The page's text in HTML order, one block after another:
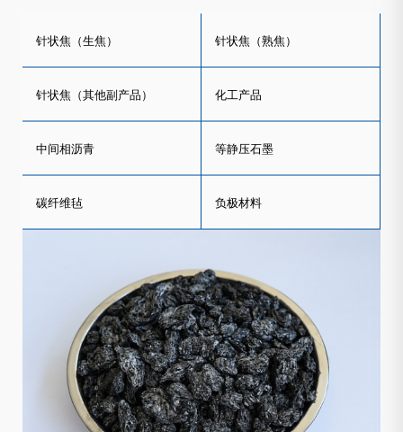
针状焦（生焦） 针状焦（熟焦）
针状焦（其他副产品） 化工产品
中间相沥青 等静压石墨
碳纤维毡 负极材料